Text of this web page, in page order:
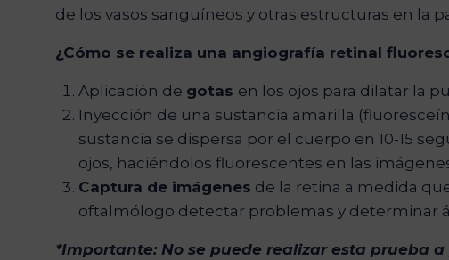
de los vasos sanguíneos y otras estructuras en la
¿Cómo se realiza una angiografía retinal
Aplicación de gotas en los ojos para dilatar la
Inyección de una sustancia amarilla
sustancia se dispersa por el cuerpo en 10-15
ojos, haciéndolos fluorescentes en las
Captura de imágenes de la retina a medida
oftalmólogo detectar problemas y determinar
*Importante: No se puede realizar esta prueba